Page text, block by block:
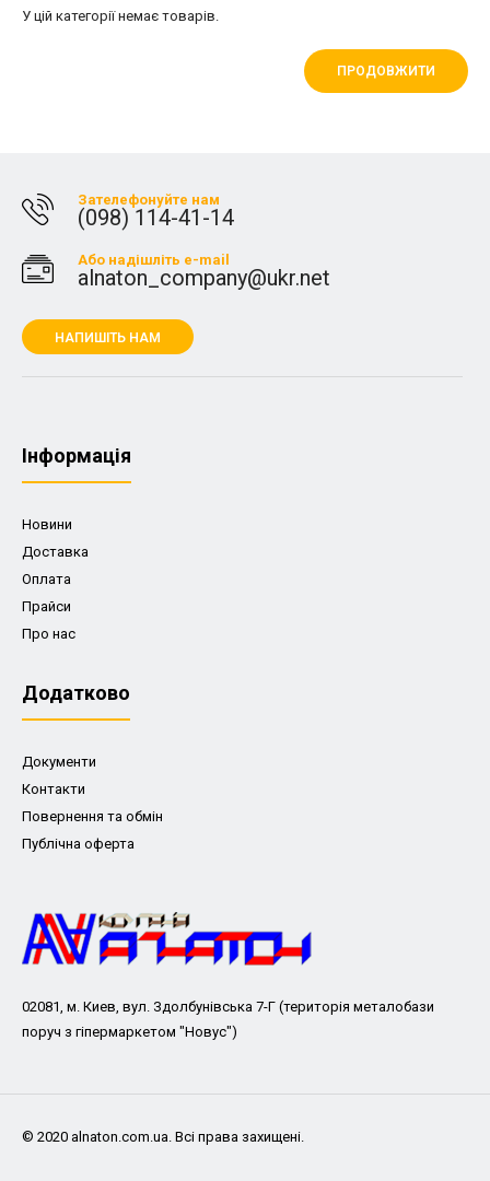
У цій категорії немає товарів.
ПРОДОВЖИТИ
Зателефонуйте нам
(098) 114-41-14
Або надішліть e-mail
alnaton_company@ukr.net
НАПИШІТЬ НАМ
Iнформація
Новини
Доставка
Оплата
Прайси
Про нас
Додатково
Документи
Контакти
Повернення та обмін
Публічна оферта
02081, м. Киев, вул. Здолбунівська 7-Г (територія металобази
поруч з гіпермаркетом "Новус")
© 2020 alnaton.com.ua. Всі права захищені.